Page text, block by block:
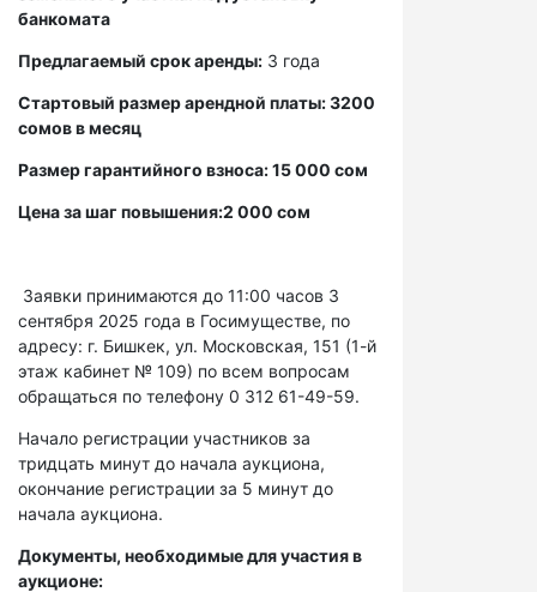
банкомата
Предлагаемый срок аренды: 3 года
Стартовый размер арендной платы: 3200
сомов в месяц
Размер гарантийного взноса: 15 000 сом
Цена за шаг повышения:2 000 сом
Заявки принимаются до 11:00 часов 3
сентября 2025 года в Госимуществе, по
адресу: г. Бишкек, ул. Московская, 151 (1-й
этаж кабинет № 109) по всем вопросам
обращаться по телефону 0 312 61-49-59.
Начало регистрации участников за
тридцать минут до начала аукциона,
окончание регистрации за 5 минут до
начала аукциона.
Документы, необходимые для участия в
аукционе: